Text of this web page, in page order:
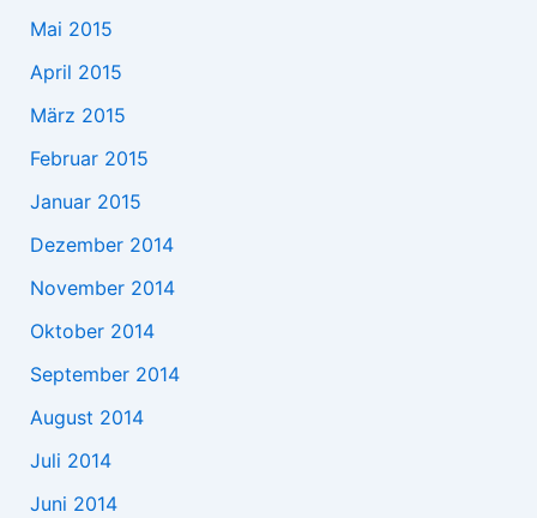
Mai 2015
April 2015
März 2015
Februar 2015
Januar 2015
Dezember 2014
November 2014
Oktober 2014
September 2014
August 2014
Juli 2014
Juni 2014